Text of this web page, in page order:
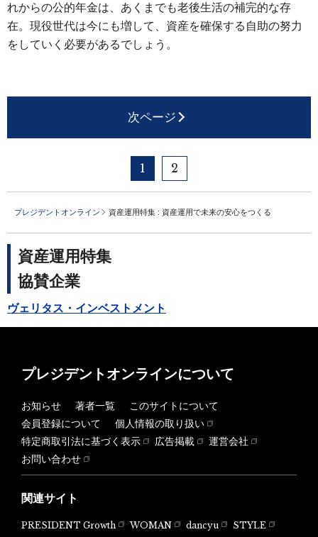
れからの公的年金は、あくまでも老後生活の補完的な存
在。現役世代は今にも増して、資産を確保する自助の努力
をしていく必要があるでしょう。
次ページ
1 2
プレジデントオンライン 資産運用特集 : 資産運用で未来の安心をつくる
資産運用特集
協賛企業
ヴェリタス・インベストメント
プレジデントオンラインについて
お知らせ 著者一覧
このサイトについて
会員登録について
個人情報の取り扱い
特定商取引法に基づく表示
広告掲載
運営会社
お問い合わせ
関連サイト
PRESIDENT Growth WOMAN dancyu STYLE